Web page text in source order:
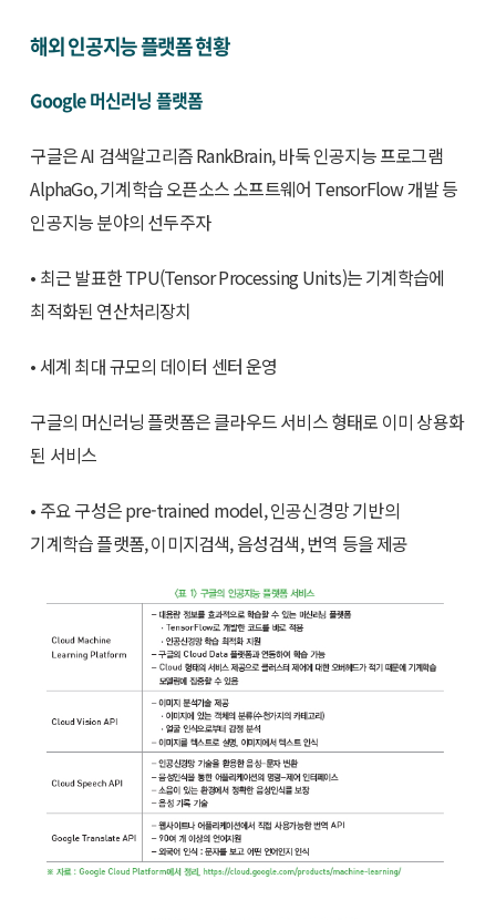
해외 인공지능 플랫폼 현황
Google 머신러닝 플랫폼
구글은 AI 검색알고리즘 RankBrain, 바둑 인공지능 프로그램
AlphaGo, 기계학습 오픈소스 소프트웨어 TensorFlow 개발 등
인공지능 분야의 선두주자
• 최근 발표한 TPU(Tensor Processing Units)는 기계학습에
최적화된 연산처리장치
• 세계 최대 규모의 데이터 센터 운영
구글의 머신러닝 플랫폼은 클라우드 서비스 형태로 이미 상용화
된 서비스
• 주요 구성은 pre-trained model, 인공신경망 기반의
기계학습 플랫폼, 이미지검색, 음성검색, 번역 등을 제공